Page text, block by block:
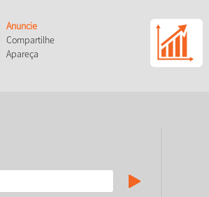
Anuncie
Compartilhe
Apareça